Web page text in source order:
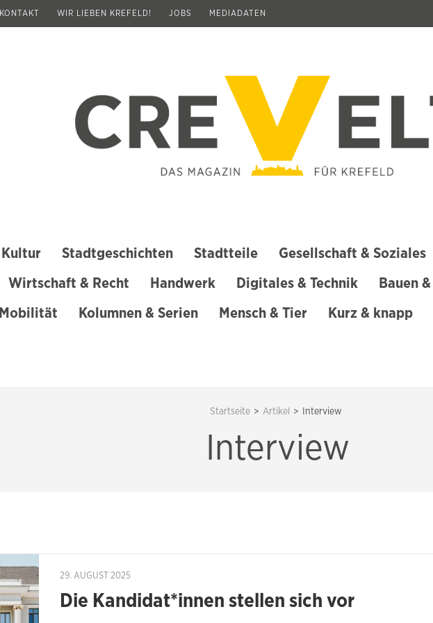
KONTAKT WIR LIEBEN KREFELD! JOBS MEDIADATEN
Kultur Stadtgeschichten Stadtteile Gesellschaft & Soziales
Wirtschaft & Recht Handwerk Digitales & Technik Bauen
Mobilität Kolumnen & Serien Mensch & Tier Kurz & knapp
Startseite > Artikel > Interview
Interview
29. AUGUST 2025
Die Kandidat*innen stellen sich vor